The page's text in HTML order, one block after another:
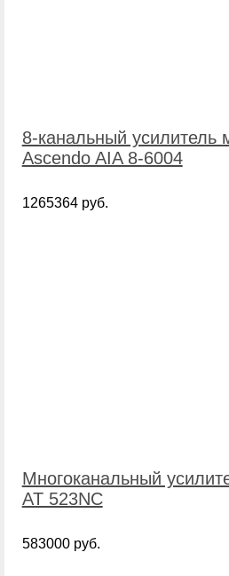
8-канальный усилитель
Ascendo AIA 8-6004
1265364 руб.
Многоканальный
AT 523NC
583000 руб.